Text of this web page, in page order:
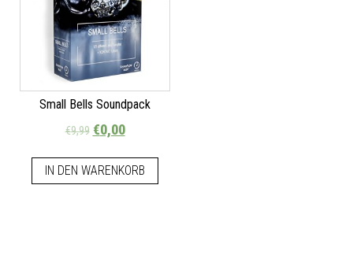
Small Bells Soundpack
€9,99 €0,00
IN DEN WARENKORB